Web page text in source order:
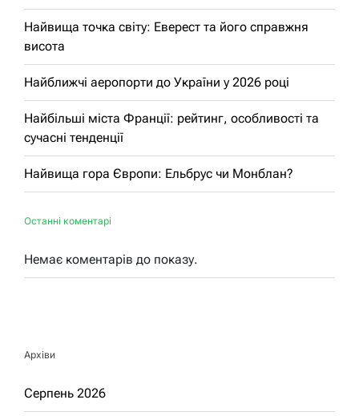
Найвища точка світу: Еверест та його справжня
висота
Найближчі аеропорти до України у 2026 році
Найбільші міста Франції: рейтинг, особливості та
сучасні тенденції
Найвища гора Європи: Ельбрус чи Монблан?
Останні коментарі
Немає коментарів до показу.
Архіви
Серпень 2026